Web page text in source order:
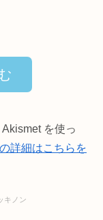
を使っ
詳細はこちらを
キノン